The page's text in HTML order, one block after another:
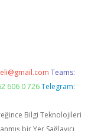
Teams:
606 0 726 Telegram:
Bilgi Teknolojileri
bir Yer Sağlayıcı